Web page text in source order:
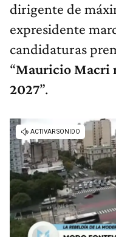
dirigente de
expresidente
candidaturas
“Mauricio Macri
2027”.